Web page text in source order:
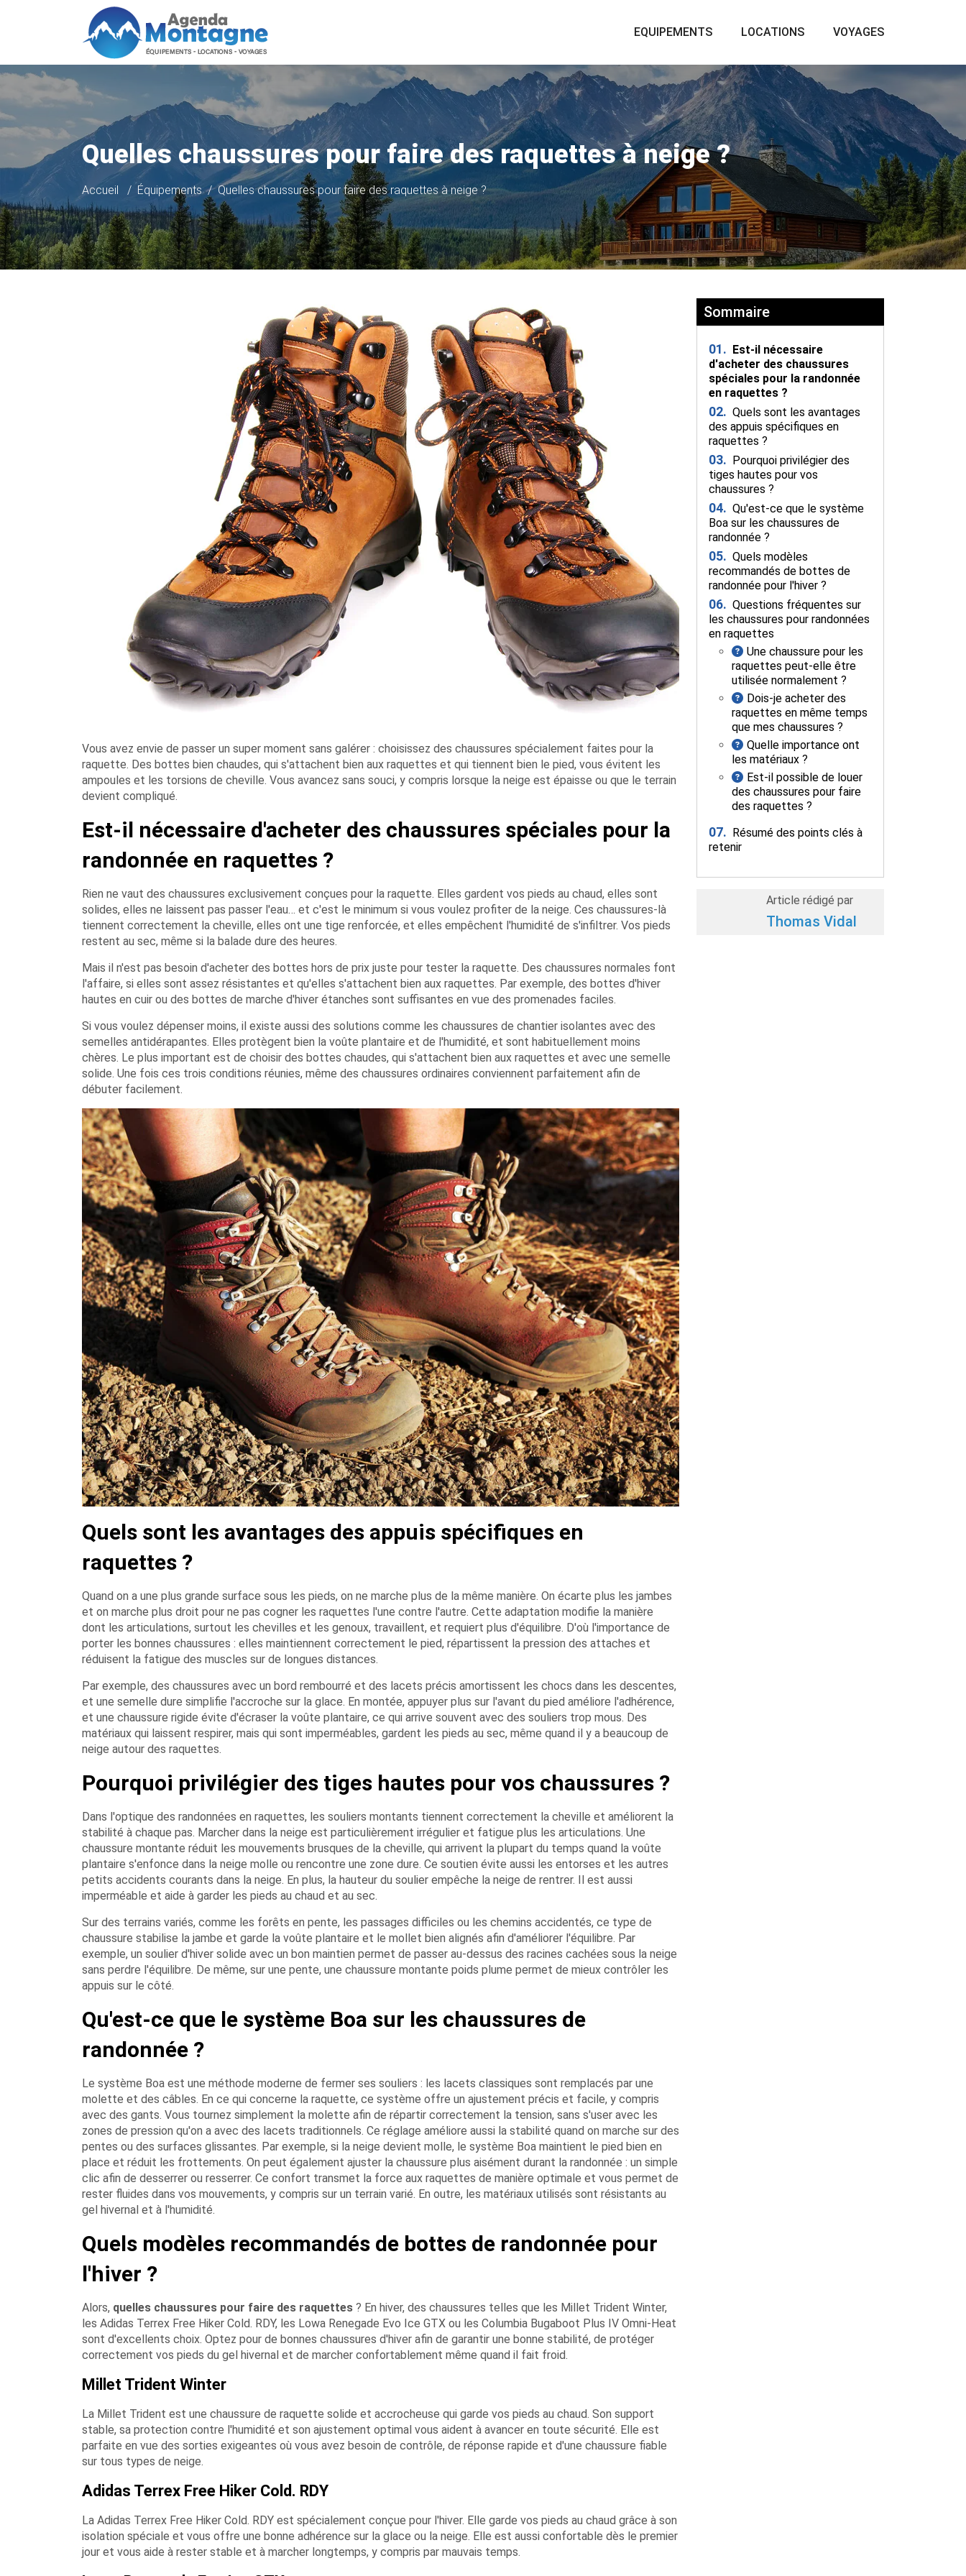
EQUIPEMENTS LOCATIONS VOYAGES
Quelles chaussures pour faire des raquettes à neige ?
Accueil Équipements Quelles chaussures pour faire des raquettes à neige ?
Vous avez envie de passer un super moment sans galérer : choisissez des chaussures spécialement faites pour la
raquette. Des bottes bien chaudes, qui s'attachent bien aux raquettes et qui tiennent bien le pied, vous évitent les
ampoules et les torsions de cheville. Vous avancez sans souci, y compris lorsque la neige est épaisse ou que le terrain
devient compliqué.
Est-il nécessaire d'acheter des chaussures spéciales pour la
randonnée en raquettes ?
Rien ne vaut des chaussures exclusivement conçues pour la raquette. Elles gardent vos pieds au chaud, elles sont
solides, elles ne laissent pas passer l'eau… et c'est le minimum si vous voulez profiter de la neige. Ces chaussures-là
tiennent correctement la cheville, elles ont une tige renforcée, et elles empêchent l'humidité de s'infiltrer. Vos pieds
restent au sec, même si la balade dure des heures.
Mais il n'est pas besoin d'acheter des bottes hors de prix juste pour tester la raquette. Des chaussures normales font
l'affaire, si elles sont assez résistantes et qu'elles s'attachent bien aux raquettes. Par exemple, des bottes d'hiver
hautes en cuir ou des bottes de marche d'hiver étanches sont suffisantes en vue des promenades faciles.
Si vous voulez dépenser moins, il existe aussi des solutions comme les chaussures de chantier isolantes avec des
semelles antidérapantes. Elles protègent bien la voûte plantaire et de l'humidité, et sont habituellement moins
chères. Le plus important est de choisir des bottes chaudes, qui s'attachent bien aux raquettes et avec une semelle
solide. Une fois ces trois conditions réunies, même des chaussures ordinaires conviennent parfaitement afin de
débuter facilement.
Quels sont les avantages des appuis spécifiques en
raquettes ?
Quand on a une plus grande surface sous les pieds, on ne marche plus de la même manière. On écarte plus les jambes
et on marche plus droit pour ne pas cogner les raquettes l'une contre l'autre. Cette adaptation modifie la manière
dont les articulations, surtout les chevilles et les genoux, travaillent, et requiert plus d'équilibre. D'où l'importance de
porter les bonnes chaussures : elles maintiennent correctement le pied, répartissent la pression des attaches et
réduisent la fatigue des muscles sur de longues distances.
Par exemple, des chaussures avec un bord rembourré et des lacets précis amortissent les chocs dans les descentes,
et une semelle dure simplifie l'accroche sur la glace. En montée, appuyer plus sur l'avant du pied améliore l'adhérence,
et une chaussure rigide évite d'écraser la voûte plantaire, ce qui arrive souvent avec des souliers trop mous. Des
matériaux qui laissent respirer, mais qui sont imperméables, gardent les pieds au sec, même quand il y a beaucoup de
neige autour des raquettes.
Pourquoi privilégier des tiges hautes pour vos chaussures ?
Dans l'optique des randonnées en raquettes, les souliers montants tiennent correctement la cheville et améliorent la
stabilité à chaque pas. Marcher dans la neige est particulièrement irrégulier et fatigue plus les articulations. Une
chaussure montante réduit les mouvements brusques de la cheville, qui arrivent la plupart du temps quand la voûte
plantaire s'enfonce dans la neige molle ou rencontre une zone dure. Ce soutien évite aussi les entorses et les autres
petits accidents courants dans la neige. En plus, la hauteur du soulier empêche la neige de rentrer. Il est aussi
imperméable et aide à garder les pieds au chaud et au sec.
Sur des terrains variés, comme les forêts en pente, les passages difficiles ou les chemins accidentés, ce type de
chaussure stabilise la jambe et garde la voûte plantaire et le mollet bien alignés afin d'améliorer l'équilibre. Par
exemple, un soulier d'hiver solide avec un bon maintien permet de passer au-dessus des racines cachées sous la neige
sans perdre l'équilibre. De même, sur une pente, une chaussure montante poids plume permet de mieux contrôler les
appuis sur le côté.
Qu'est-ce que le système Boa sur les chaussures de
randonnée ?
Le système Boa est une méthode moderne de fermer ses souliers : les lacets classiques sont remplacés par une
molette et des câbles. En ce qui concerne la raquette, ce système offre un ajustement précis et facile, y compris
avec des gants. Vous tournez simplement la molette afin de répartir correctement la tension, sans s'user avec les
zones de pression qu'on a avec des lacets traditionnels. Ce réglage améliore aussi la stabilité quand on marche sur des
pentes ou des surfaces glissantes. Par exemple, si la neige devient molle, le système Boa maintient le pied bien en
place et réduit les frottements. On peut également ajuster la chaussure plus aisément durant la randonnée : un simple
clic afin de desserrer ou resserrer. Ce confort transmet la force aux raquettes de manière optimale et vous permet de
rester fluides dans vos mouvements, y compris sur un terrain varié. En outre, les matériaux utilisés sont résistants au
gel hivernal et à l'humidité.
Quels modèles recommandés de bottes de randonnée pour
l'hiver ?
Alors, quelles chaussures pour faire des raquettes ? En hiver, des chaussures telles que les Millet Trident Winter,
les Adidas Terrex Free Hiker Cold. RDY, les Lowa Renegade Evo Ice GTX ou les Columbia Bugaboot Plus IV Omni-Heat
sont d'excellents choix. Optez pour de bonnes chaussures d'hiver afin de garantir une bonne stabilité, de protéger
correctement vos pieds du gel hivernal et de marcher confortablement même quand il fait froid.
Millet Trident Winter
La Millet Trident est une chaussure de raquette solide et accrocheuse qui garde vos pieds au chaud. Son support
stable, sa protection contre l'humidité et son ajustement optimal vous aident à avancer en toute sécurité. Elle est
parfaite en vue des sorties exigeantes où vous avez besoin de contrôle, de réponse rapide et d'une chaussure fiable
sur tous types de neige.
Adidas Terrex Free Hiker Cold. RDY
La Adidas Terrex Free Hiker Cold. RDY est spécialement conçue pour l'hiver. Elle garde vos pieds au chaud grâce à son
isolation spéciale et vous offre une bonne adhérence sur la glace ou la neige. Elle est aussi confortable dès le premier
jour et vous aide à rester stable et à marcher longtemps, y compris par mauvais temps.
Sommaire
01. Est-il nécessaire
d'acheter des chaussures
spéciales pour la randonnée
en raquettes ?
02. Quels sont les avantages
des appuis spécifiques en
raquettes ?
03. Pourquoi privilégier des
tiges hautes pour vos
chaussures ?
04. Qu'est-ce que le système
Boa sur les chaussures de
randonnée ?
05. Quels modèles
recommandés de bottes de
randonnée pour l'hiver ?
06. Questions fréquentes sur
les chaussures pour randonnées
en raquettes
Une chaussure pour les
raquettes peut-elle être
utilisée normalement ?
Dois-je acheter des
raquettes en même temps
que mes chaussures ?
Quelle importance ont
les matériaux ?
Est-il possible de louer
des chaussures pour faire
des raquettes ?
07. Résumé des points clés à
retenir
Article rédigé par
Thomas Vidal